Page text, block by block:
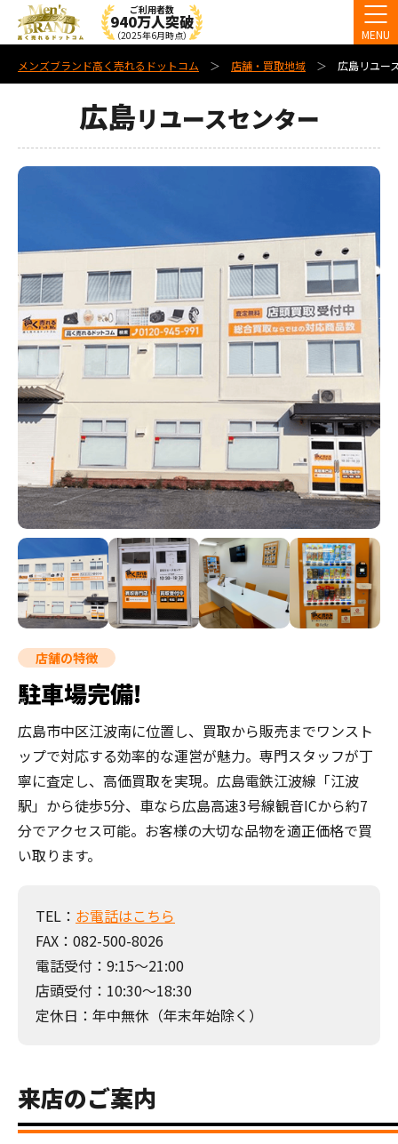
ご利用者数
940万人突破
（2025年6月時点） MENU
メンズブランド高く売れるドットコム 店舗・買取地域 広島リユー
広島リユースセンター
店舗の特徴
駐車場完備!
広島市中区江波南に位置し、買取から販売までワンスト
ップで対応する効率的な運営が魅力。専門スタッフが丁
寧に査定し、高価買取を実現。広島電鉄江波線「江波
駅」から徒歩5分、車なら広島高速3号線観音ICから約7
分でアクセス可能。お客様の大切な品物を適正価格で買
い取ります。
TEL： お電話はこちら
FAX：082-500-8026
電話受付：9:15～21:00
店頭受付：10:30～18:30
定休日：年中無休（年末年始除く）
来店のご案内